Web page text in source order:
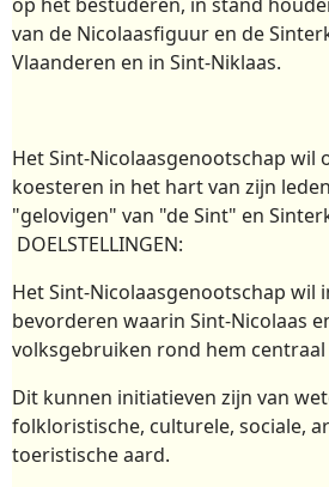
van de Nicolaasfiguur en de
Vlaanderen en in Sint-Niklaas.
Het Sint-Nicolaasgenootschap wil
koesteren in het hart van zijn
"gelovigen" van "de Sint" en
DOELSTELLINGEN:
Het Sint-Nicolaasgenootschap wil
bevorderen waarin Sint-Nicolaas
volksgebruiken rond hem centraal
Dit kunnen initiatieven zijn van
folkloristische, culturele, sociale,
toeristische aard.